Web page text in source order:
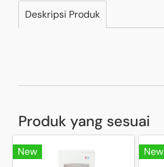
Deskripsi Produk
Produk yang sesuai
New New